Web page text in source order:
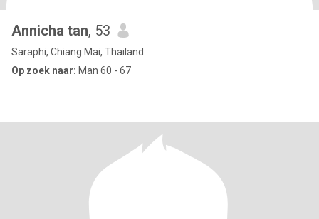
Annicha tan, 53
Saraphi, Chiang Mai, Thailand
Op zoek naar: Man 60 - 67